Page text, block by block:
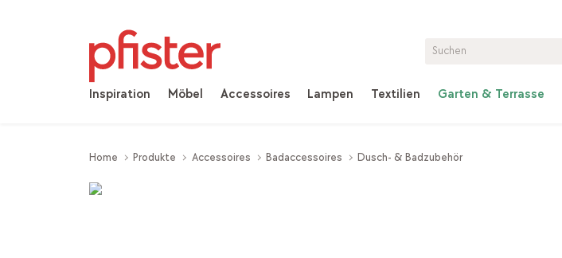
Inspiration Möbel Accessoires Lampen Textilien Garten & Terrasse
Home Produkte Accessoires Badaccessoires Dusch- & Badzubehör